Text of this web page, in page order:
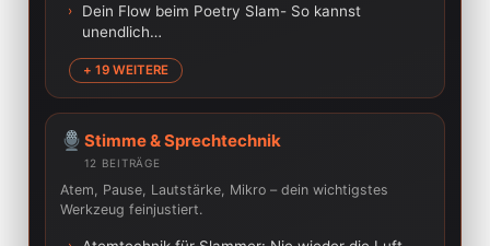
›
Dein Flow beim Poetry Slam- So kannst
unendlich…
+ 19 WEITERE
Stimme & Sprechtechnik
12 BEITRÄGE
Atem, Pause, Lautstärke, Mikro – dein wichtigstes
Werkzeug feinjustiert.